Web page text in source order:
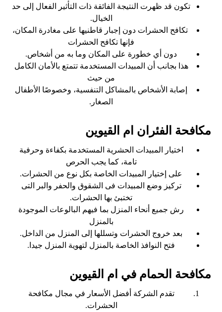
تكون قد ظهرت النتيجة الفائقة ذات التأثير الفعال إلى حد
الخيال.
تكافح الحشرات دون إجبار قاطنيها على مغادرة المكان،
فإنها تكافح الحشرات
دون أي خطورة على المكان وما به من أشخاص.
هذا بجانب أن المبيدات المستخدمة تتمتع بالأمان الكامل
من حيث
إصابة الأشخاص بالمشاكل التنفسية، وخصوصًا الأطفال
الصغار.
مكافحة الفئران ام القيوين
اختيار المبيدات الحشرية المستخدمة بكفاءة وحرفية
تامة، كما يجب الحرص
على إختيار المبيدات الخاصة بكل نوع من الحشرات.
تركيز وضع المبيدات فى الشقوق والحفر والبر التى
تختبئ بها الحشرات.
رش جميع أنحاء المنزل بما فيهم البالوعات الموجودة
بالمنزل
بعد خروج الحشرات وتسللها إلى المنزل من الداخل.
فتح النوافذ الخاصة بالمنزل لتهوية المنزل جيدا.
مكافحة الحمام في ام القيوين
تقدم الشركة أفضل الأسعار في مجال مكافحة
الحشرات.